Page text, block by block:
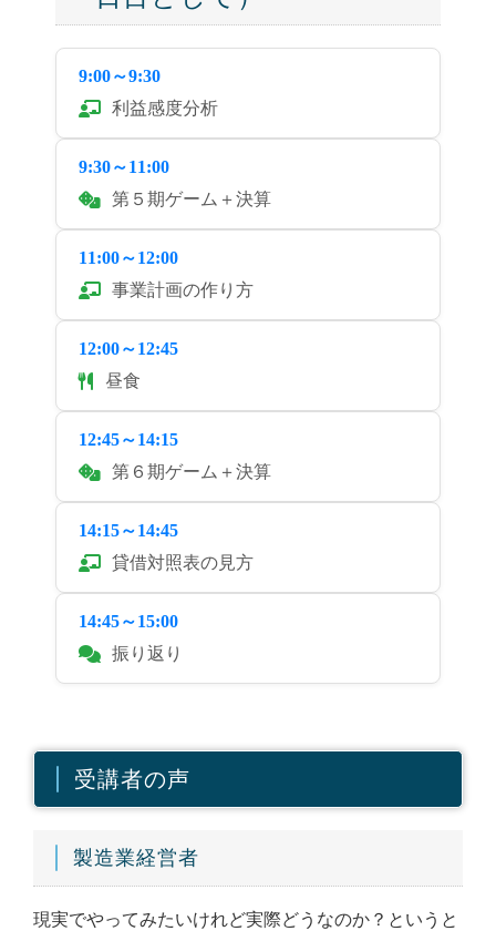
9:00～9:30
利益感度分析
9:30～11:00
第５期ゲーム＋決算
11:00～12:00
事業計画の作り方
12:00～12:45
昼食
12:45～14:15
第６期ゲーム＋決算
14:15～14:45
貸借対照表の見方
14:45～15:00
振り返り
受講者の声
製造業経営者
現実でやってみたいけれど実際どうなのか？というと